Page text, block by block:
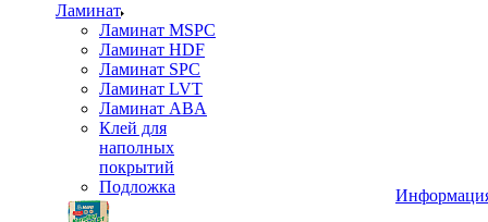
Ламинат
Ламинат MSPC
Ламинат HDF
Ламинат SPC
Ламинат LVT
Ламинат ABA
Клей для
наполных
покрытий
Подложка